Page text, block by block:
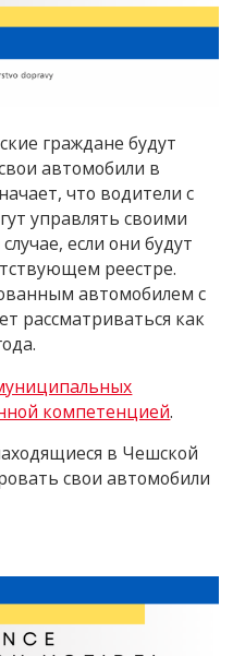
граждане будут
автомобили в
что водители с
управлять своими
если они будут
реестре.
автомобилем с
рассматриваться как
компетенцией.
в Чешской
свои автомобили